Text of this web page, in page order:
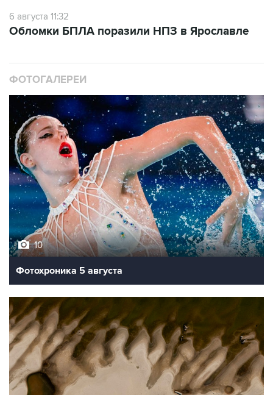
6 августа 11:32
Обломки БПЛА поразили НПЗ в Ярославле
ФОТОГАЛЕРЕИ
10
Фотохроника 5 августа